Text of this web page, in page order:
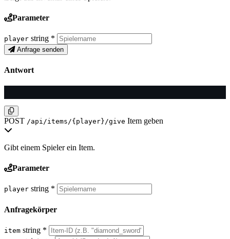
Parameter
player string *
Anfrage senden
Antwort
POST /api/items/{player}/give Item geben
Gibt einem Spieler ein Item.
Parameter
player string *
Anfragekörper
item string *